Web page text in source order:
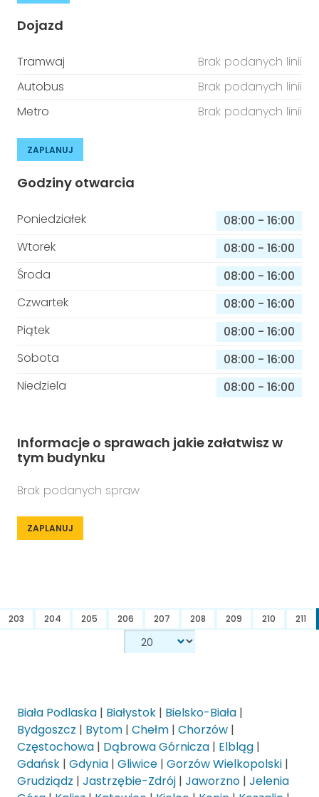
Dojazd
Tramwaj
Brak podanych linii
Autobus
Brak podanych linii
Metro
Brak podanych linii
ZAPLANUJ
Godziny otwarcia
Poniedziałek 08:00 - 16:00
Wtorek
08:00 - 16:00
Środa
08:00 - 16:00
Czwartek
08:00 - 16:00
Piątek
08:00 - 16:00
Sobota
08:00 - 16:00
Niedziela
08:00 - 16:00
Informacje o sprawach jakie załatwisz w
tym budynku
Brak podanych spraw
ZAPLANUJ
203 204 205 206 207 208 209 210 211
Biała Podlaska | Białystok | Bielsko-Biała |
Bydgoszcz | Bytom | Chełm | Chorzów |
Częstochowa | Dąbrowa Górnicza | Elbląg |
Gdańsk | Gdynia | Gliwice | Gorzów Wielkopolski |
Grudziądz | Jastrzębie-Zdrój | Jaworzno | Jelenia